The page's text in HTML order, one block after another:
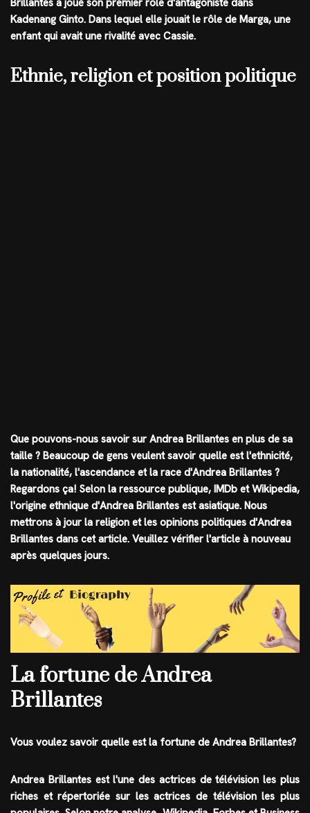
Brillantes a joué son premier rôle d'antagoniste dans
Kadenang Ginto. Dans lequel elle jouait le rôle de Marga, une
enfant qui avait une rivalité avec Cassie.
Ethnie, religion et position politique
Que pouvons-nous savoir sur Andrea Brillantes en plus de sa
taille ? Beaucoup de gens veulent savoir quelle est l'ethnicité,
la nationalité, l'ascendance et la race d'Andrea Brillantes ?
Regardons ça! Selon la ressource publique, IMDb et Wikipedia,
l'origine ethnique d'Andrea Brillantes est asiatique. Nous
mettrons à jour la religion et les opinions politiques d'Andrea
Brillantes dans cet article. Veuillez vérifier l'article à nouveau
après quelques jours.
La fortune de Andrea
Brillantes
Vous voulez savoir quelle est la fortune de Andrea Brillantes?
Andrea Brillantes est l'une des actrices de télévision les plus
riches et répertoriée sur les actrices de télévision les plus